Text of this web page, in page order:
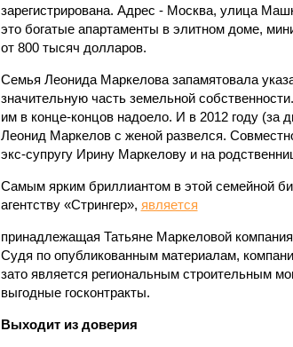
зарегистрирована. Адрес - Москва, улица
это богатые апартаменты в элитном доме,
от 800 тысяч долларов.
Семья Леонида Маркелова запамятовала
значительную часть земельной
им в конце-концов надоело. И в 2012 году (за
Леонид Маркелов с женой развелся.
экс-супругу Ирину Маркелову и на
Самым ярким бриллиантом в этой семейной
агентству «Стрингер», является
принадлежащая Татьяне Маркеловой
Судя по опубликованным материалам,
зато является региональным строительным
выгодные госконтракты.
Выходит из доверия